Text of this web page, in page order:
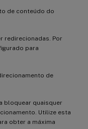
de conteúdo do
redirecionadas. Por
para
de
bloquear quaisquer
Utilize esta
obter a máxima